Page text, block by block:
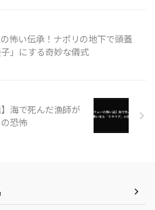
怖い伝承！ナポリの地下で頭蓋
」にする奇妙な儀式
】海で死んだ漁師が
恐怖